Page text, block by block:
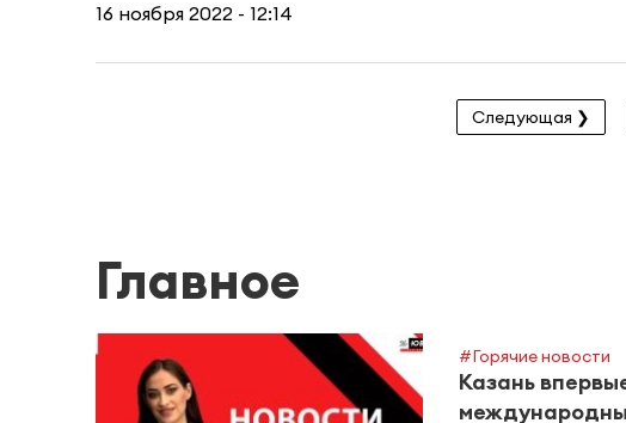
16 ноября 2022 - 12:14
Следующая ❯
Главное
#Горячие новости
Казань